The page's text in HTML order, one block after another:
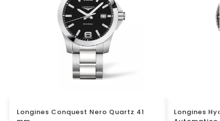
Longines Conquest Nero Quartz 41
Longines